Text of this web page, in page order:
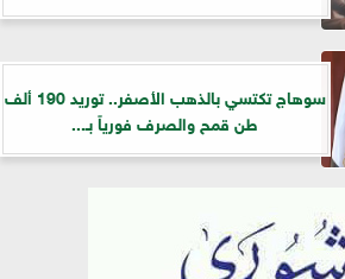
سوهاج تكتسي بالذهب الأصفر.. توريد 190 ألف
طن قمح والصرف فورياً بـ...